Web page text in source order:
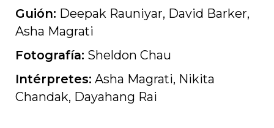
Guión: Deepak Rauniyar, David Barker,
Asha Magrati
Fotografía: Sheldon Chau
Intérpretes: Asha Magrati, Nikita
Chandak, Dayahang Rai